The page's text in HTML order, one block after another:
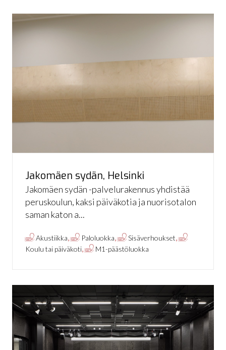
Jakomäen sydän, Helsinki
Jakomäen sydän -palvelurakennus yhdistää
peruskoulun, kaksi päiväkotia ja nuorisotalon
saman katon a...
Akustiikka, Paloluokka, Sisäverhoukset,
Koulu tai päiväkoti, M1-päästöluokka